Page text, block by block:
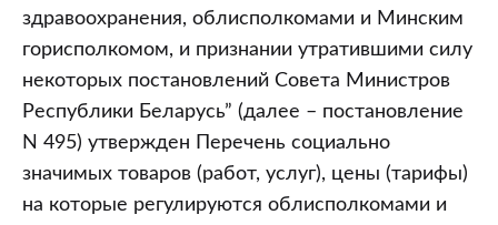
здравоохранения, облисполкомами и Минским
горисполкомом, и признании утратившими силу
некоторых постановлений Совета Министров
Республики Беларусь” (далее – постановление
N 495) утвержден Перечень социально
значимых товаров (работ, услуг), цены (тарифы)
на которые регулируются облисполкомами и